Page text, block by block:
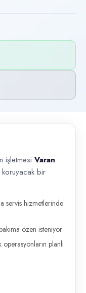
işletmesi Varan
koruyacak bir
servis hizmetlerinde
özen isteniyor
planlı